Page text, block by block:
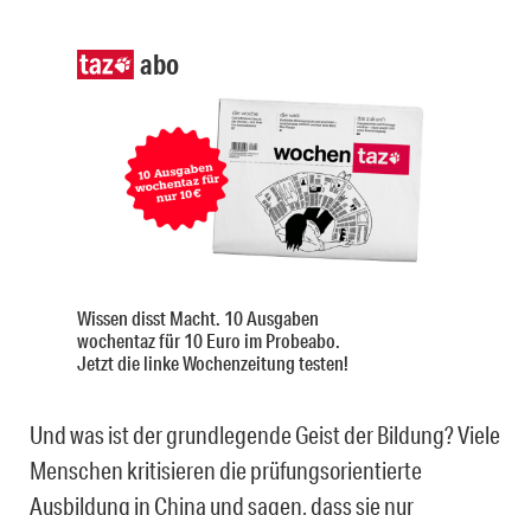
abo
Wissen disst Macht. 10 Ausgaben
wochentaz für 10 Euro im Probeabo.
Jetzt die linke Wochenzeitung testen!
Und was ist der grundlegende Geist der Bildung? Viele
Menschen kritisieren die prüfungsorientierte
Ausbildung in China und sagen, dass sie nur